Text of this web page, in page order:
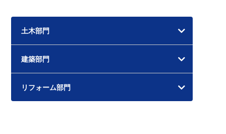
イ
土木部門
建築部門
リフォーム部門